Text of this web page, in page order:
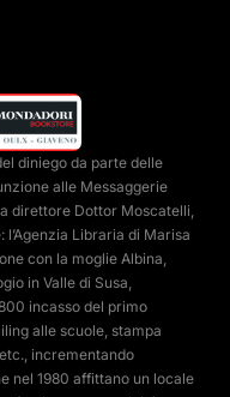
diniego da parte delle
alle Messaggerie
direttore Dottor Moscatelli,
Libraria di Marisa
con la moglie Albina,
in Valle di Susa,
incasso del primo
alle scuole, stampa
incrementando
nel 1980 affittano un locale